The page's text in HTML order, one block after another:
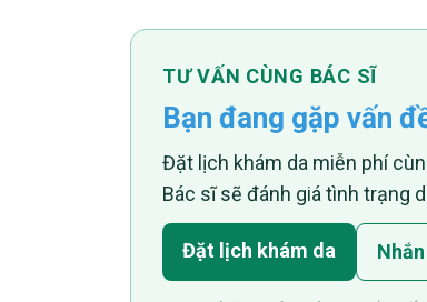
TƯ VẤN CÙNG BÁC SĨ
Bạn đang gặp vấn
Đặt lịch khám da miễn phí
Bác sĩ sẽ đánh giá tình trạng
Đặt lịch khám da